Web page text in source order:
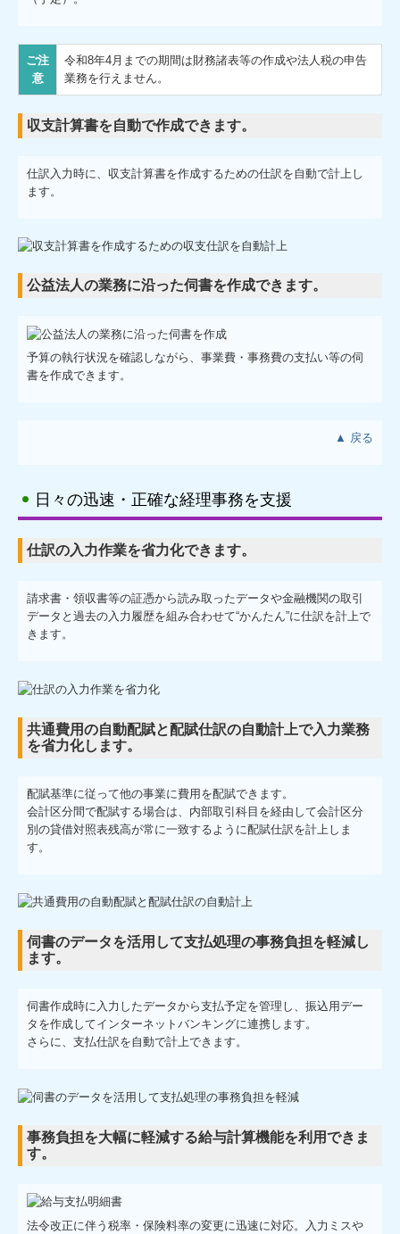
ご注
意
令和8年4月までの期間は財務諸表等の作成や法人税の申告
業務を行えません。
収支計算書を自動で作成できます。
仕訳入力時に、収支計算書を作成するための仕訳を自動で計上し
ます。
公益法人の業務に沿った伺書を作成できます。
予算の執行状況を確認しながら、事業費・事務費の支払い等の伺
書を作成できます。
▲ 戻る
日々の迅速・正確な経理事務を支援
仕訳の入力作業を省力化できます。
請求書・領収書等の証憑から読み取ったデータや金融機関の取引
データと過去の入力履歴を組み合わせて“かんたん”に仕訳を計上で
きます。
共通費用の自動配賦と配賦仕訳の自動計上で入力業務
を省力化します。
配賦基準に従って他の事業に費用を配賦できます。
会計区分間で配賦する場合は、内部取引科目を経由して会計区分
別の貸借対照表残高が常に一致するように配賦仕訳を計上しま
す。
伺書のデータを活用して支払処理の事務負担を軽減し
ます。
伺書作成時に入力したデータから支払予定を管理し、振込用デー
タを作成してインターネットバンキングに連携します。
さらに、支払仕訳を自動で計上できます。
事務負担を大幅に軽減する給与計算機能を利用できま
す。
法令改正に伴う税率・保険料率の変更に迅速に対応。入力ミスや